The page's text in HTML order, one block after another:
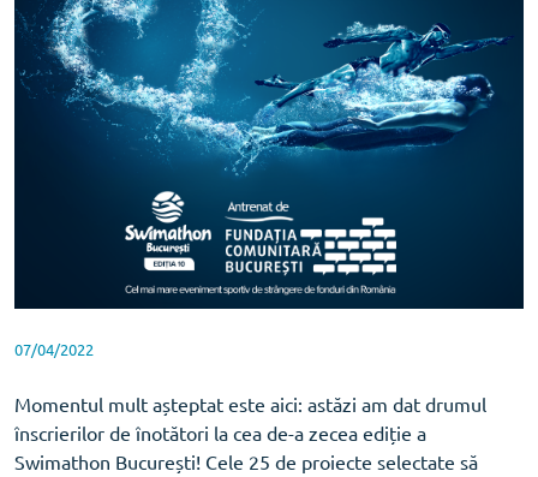
07/04/2022
Momentul mult așteptat este aici: astăzi am dat drumul
înscrierilor de înotători la cea de-a zecea ediție a
Swimathon București! Cele 25 de proiecte selectate să